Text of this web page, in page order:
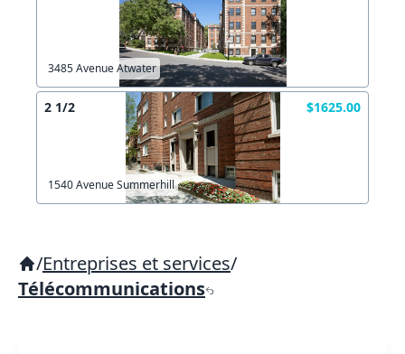
3485 Avenue Atwater
2 1/2 $1625.00
1540 Avenue Summerhill
/Entreprises et services/
Télécommunications